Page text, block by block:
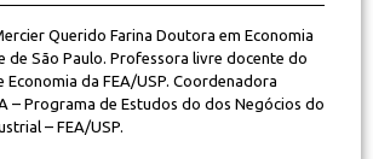
Querido Farina Doutora em Economia
de São Paulo. Professora livre docente do
da FEA/USP. Coordenadora
– Programa de Estudos do dos Negócios do
– FEA/USP.